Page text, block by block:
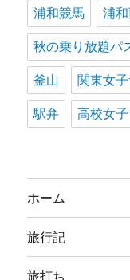
浦和競馬 浦
秋の乗り放題パ
釜山 関東女
駅弁 高校女
ホーム
旅行記
旅打ち